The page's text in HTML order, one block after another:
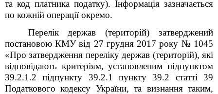
та код платника податку). Інформація зазначається
по кожній операції окремо.
Перелік держав (територій) затверджений
постановою КМУ від 27 грудня 2017 року № 1045
«Про затвердження переліку держав (територій), які
відповідають критеріям, установленим підпунктом
39.2.1.2 підпункту 39.2.1 пункту 39.2 статті 39
Податкового кодексу України, та визнання таким,